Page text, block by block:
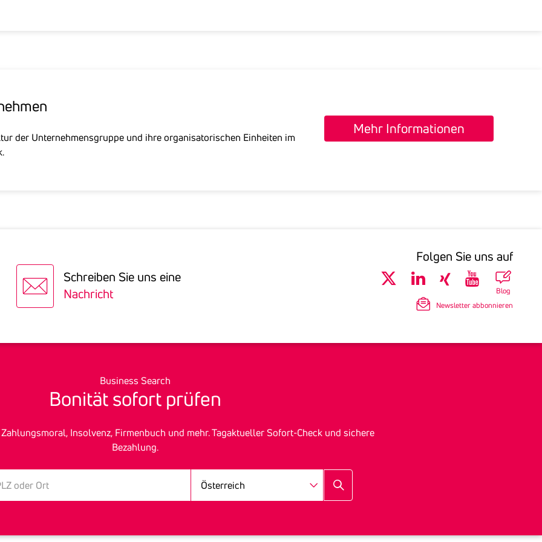
der Unternehmensgruppe und ihre organisatorischen Einheiten im
Mehr Informationen
Schreiben Sie uns eine
Nachricht
Folgen Sie uns auf
Blog
Newsletter abbonnieren
Business Search
Bonität sofort prüfen
In­sol­venz, Fir­men­buch und mehr. Tagak­tu­eller Sofort-Check und sichere
Bezah­lung.